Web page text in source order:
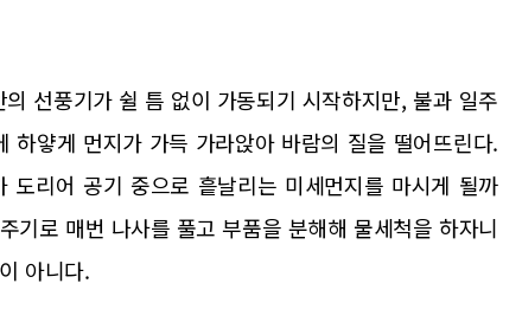
선풍기가 쉴 틈 없이 가동되기 시작하지만, 불과 일주
하얗게 먼지가 가득 가라앉아 바람의 질을 떨어뜨린다.
도리어 공기 중으로 흩날리는 미세먼지를 마시게 될까
기로 매번 나사를 풀고 부품을 분해해 물세척을 하자니
아니다.